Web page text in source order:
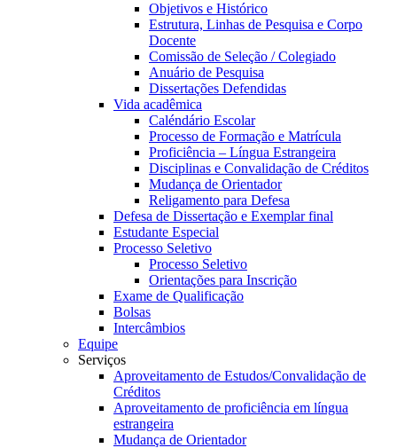
Objetivos e Histórico
Estrutura, Linhas de Pesquisa e Corpo
Docente
Comissão de Seleção / Colegiado
Anuário de Pesquisa
Dissertações Defendidas
Vida acadêmica
Caléndário Escolar
Processo de Formação e Matrícula
Proficiência – Língua Estrangeira
Disciplinas e Convalidação de Créditos
Mudança de Orientador
Religamento para Defesa
Defesa de Dissertação e Exemplar final
Estudante Especial
Processo Seletivo
Processo Seletivo
Orientações para Inscrição
Exame de Qualificação
Bolsas
Intercâmbios
Equipe
Serviços
Aproveitamento de Estudos/Convalidação de
Créditos
Aproveitamento de proficiência em língua
estrangeira
Mudança de Orientador